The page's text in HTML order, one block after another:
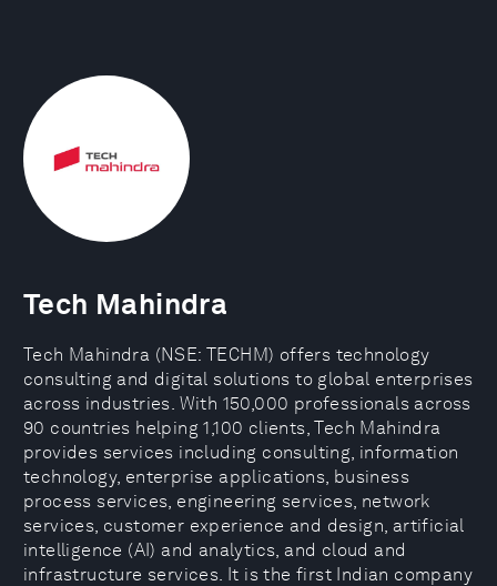
Tech Mahindra
Tech Mahindra (NSE: TECHM) offers technology
consulting and digital solutions to global enterprises
across industries. With 150,000 professionals across
90 countries helping 1,100 clients, Tech Mahindra
provides services including consulting, information
technology, enterprise applications, business
process services, engineering services, network
services, customer experience and design, artificial
intelligence (AI) and analytics, and cloud and
infrastructure services. It is the first Indian company